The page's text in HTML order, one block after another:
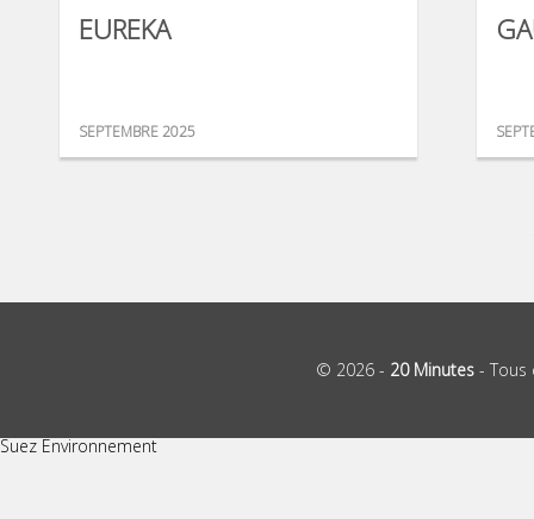
EUREKA
SEPTEMBRE 2025
© 2026 - 20 Minutes -
Suez Environnement